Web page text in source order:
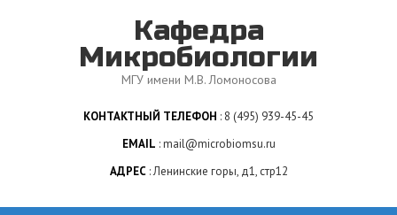
Кафедра
Микробиологии
МГУ имени М.В. Ломоносова
КОНТАКТНЫЙ ТЕЛЕФОН 8 (495) 939-45-45
EMAIL mail@microbiomsu.ru
АДРЕС Ленинские горы, д1, стр12